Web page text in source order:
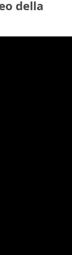
della